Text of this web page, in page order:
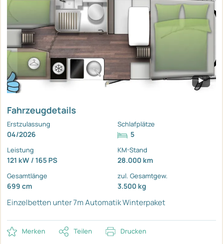
Fahrzeugdetails
Erstzulassung
04/2026
Schlafplätze
5
Leistung
121 kW / 165 PS
KM-Stand
28.000 km
Gesamtlänge
699 cm
zul. Gesamtgew.
3.500 kg
Einzelbetten unter 7mAutomatikWinterpaket
Merken Teilen Drucken